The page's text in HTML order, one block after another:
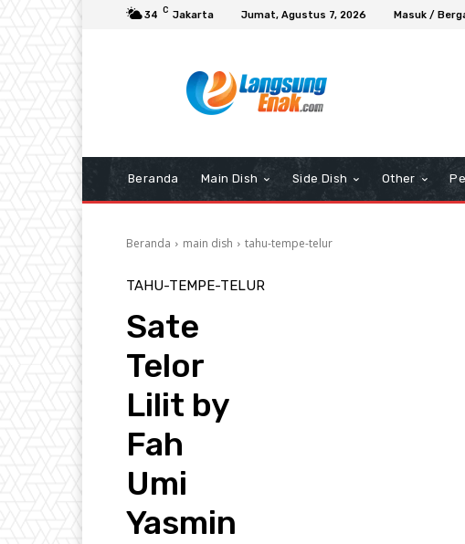
34 C Jakarta Jumat, Agustus 7, 2026 Masuk /
Beranda Main Dish Side Dish Other
Beranda main dish tahu-tempe-telur
TAHU-TEMPE-TELUR
Sate
Telor
Lilit by
Fah
Umi
Yasmin